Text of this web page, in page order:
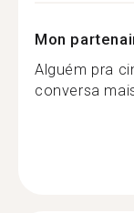
Mon
Alguém pra
conversa